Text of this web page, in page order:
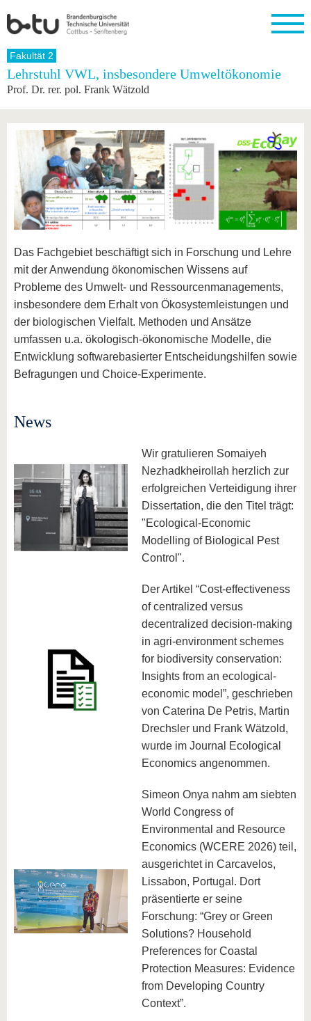
Startseite
Universität
Struktur
Engagement
Partnerschaften
Strukturwandel
Forschung
Forschung
Forschungsprofil
Förderung
Wissenschaftlicher
Nachwuchs
Studium
Vor dem
Studium
Im
Studium
Nach
dem
Studium
International
Profil
Aus dem
Ausland
an die
BTU
Mit der
BTU ins
Ausland
Für
internationale
Kontakt
Weiterbildung
Kontakt
Fachkräfte
Wirtschafts-
und
Gründen
an der
BTU
Transferprojekte
Lernen
Sie uns
kennen
Werte
Familie &
Dual
Career
Sport &
BTU &
erleben
Fakultät 2
Lehrstuhl VWL, insbesondere Umweltökonomie
Prof. Dr. rer. pol. Frank Wätzold
Das Fachgebiet beschäftigt sich in Forschung und Lehre
mit der Anwendung ökonomischen Wissens auf
Probleme des Umwelt- und Ressourcenmanagements,
insbesondere dem Erhalt von Ökosystemleistungen und
der biologischen Vielfalt. Methoden und Ansätze
umfassen u.a. ökologisch-ökonomische Modelle, die
Entwicklung softwarebasierter Entscheidungshilfen sowie
Befragungen und Choice-Experimente.
News
Wir gratulieren Somaiyeh
Nezhadkheirollah herzlich zur
erfolgreichen Verteidigung ihrer
Dissertation, die den Titel trägt:
"Ecological-Economic
Modelling of Biological Pest
Control".
Der Artikel “Cost-effectiveness
of centralized versus
decentralized decision-making
in agri-environment schemes
for biodiversity conservation:
Insights from an ecological-
economic model”, geschrieben
von Caterina De Petris, Martin
Drechsler und Frank Wätzold,
wurde im Journal Ecological
Economics angenommen.
Simeon Onya nahm am siebten
World Congress of
Environmental and Resource
Economics (WCERE 2026) teil,
ausgerichtet in Carcavelos,
Lissabon, Portugal. Dort
präsentierte er seine
Forschung: “Grey or Green
Solutions? Household
Preferences for Coastal
Protection Measures: Evidence
from Developing Country
Context”.